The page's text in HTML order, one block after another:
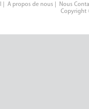
A propos de nous
Nous
Copyright